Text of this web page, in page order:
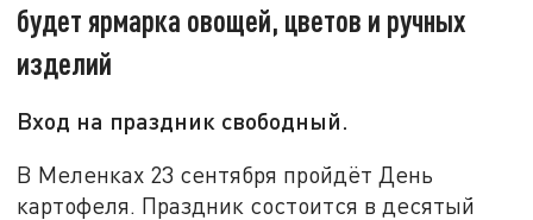
будет ярмарка овощей, цветов и ручных
изделий
Вход на праздник свободный.
В Меленках 23 сентября пройдёт День
картофеля. Праздник состоится в десятый